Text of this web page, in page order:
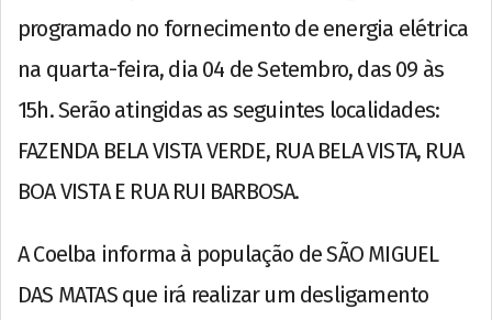
programado no fornecimento de energia elétrica
na quarta-feira, dia 04 de Setembro, das 09 às
15h. Serão atingidas as seguintes localidades:
FAZENDA BELA VISTA VERDE, RUA BELA VISTA, RUA
BOA VISTA E RUA RUI BARBOSA.
A Coelba informa à população de SÃO MIGUEL
DAS MATAS que irá realizar um desligamento